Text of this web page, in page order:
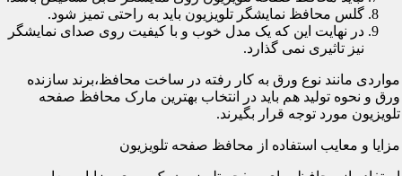
گلس محافظ نمایشگر تلویزیون باید به راحتی تمیز شود.
در نهایت این که یک مدل خوب و با کیفیت روی صدای نمایشگر
نیز تاثیری نمی گذارد.
مواردی مانند نوع ورق به کار رفته در ساخت محافظ،برند سازنده
ورق و نحوه تولید هم باید در انتخاب بهترین مارک محافظ صفحه
تلویزیون مورد توجه قرار بگیرند.
مزایا و معایب استفاده از محافظ صفحه تلویزیون